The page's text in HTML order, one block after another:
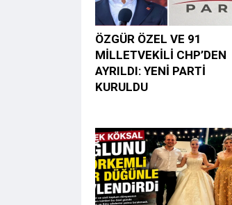
ÖZGÜR ÖZEL VE 91
MİLLETVEKİLİ CHP’DEN
AYRILDI: YENİ PARTİ
KURULDU